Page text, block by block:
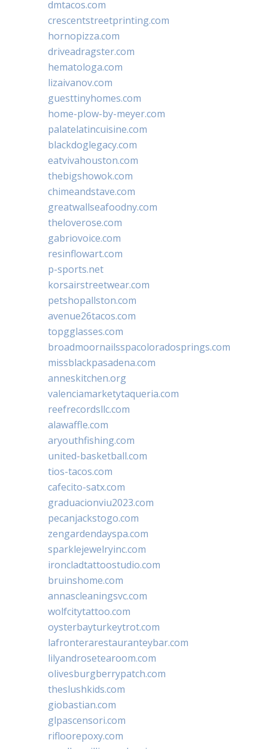
dmtacos.com
crescentstreetprinting.com
hornopizza.com
driveadragster.com
hematologa.com
lizaivanov.com
guesttinyhomes.com
home-plow-by-meyer.com
palatelatincuisine.com
blackdoglegacy.com
eatvivahouston.com
thebigshowok.com
chimeandstave.com
greatwallseafoodny.com
theloverose.com
gabriovoice.com
resinflowart.com
p-sports.net
korsairstreetwear.com
petshopallston.com
avenue26tacos.com
topgglasses.com
broadmoornailsspacoloradosprings.com
missblackpasadena.com
anneskitchen.org
valenciamarketytaqueria.com
reefrecordsllc.com
alawaffle.com
aryouthfishing.com
united-basketball.com
tios-tacos.com
cafecito-satx.com
graduacionviu2023.com
pecanjackstogo.com
zengardendayspa.com
sparklejewelryinc.com
ironcladtattoostudio.com
bruinshome.com
annascleaningsvc.com
wolfcitytattoo.com
oysterbayturkeytrot.com
lafronterarestauranteybar.com
lilyandrosetearoom.com
olivesburgberrypatch.com
theslushkids.com
giobastian.com
glpascensori.com
rifloorepoxy.com